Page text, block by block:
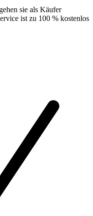
sie als Käufer
ist zu 100 % kostenlos